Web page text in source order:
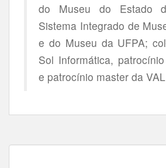
do Museu do Estado
Sistema Integrado de
e do Museu da UFPA;
Sol Informática,
e patrocínio master da